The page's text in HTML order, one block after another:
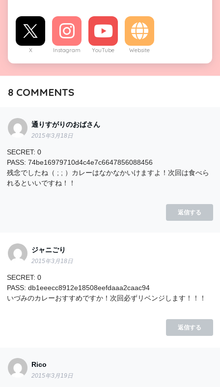
X Instagram YouTube Website
8COMMENTS
通りすがりのおばさん
2015年3月18日
SECRET: 0
PASS: 74be16979710d4c4e7c6647856088456
残念でしたね（ ; ; ）カレーはなかなかいけますよ！次回は食べら
れるといいですね！！
返信する
ジャニごり
2015年3月18日
SECRET: 0
PASS: db1eeecc8912e18508eefdaaa2caac94
いづみのカレーおすすめですか！次回必ずリベンジします！！！
返信する
Rico
2015年3月19日